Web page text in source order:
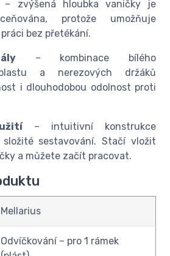
– zvýšená hloubka vaničky je
protože umožňuje
bez přetékání.
– kombinace bílého
a nerezových držáků
i dlouhodobou odolnost proti
– intuitivní konstrukce
sestavování. Stačí vložit
a můžete začít pracovat.
Mellarius
Odvíčkování – pro 1 rámek